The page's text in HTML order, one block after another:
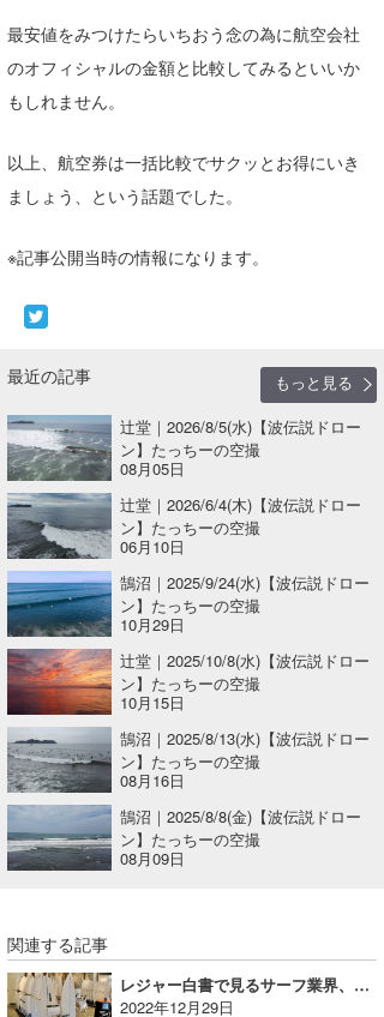
最安値をみつけたらいちおう念の為に航空会社
のオフィシャルの金額と比較してみるといいか
もしれません。
以上、航空券は一括比較でサクッとお得にいき
ましょう、という話題でした。
※記事公開当時の情報になります。
最近の記事
もっと見る
辻堂｜2026/8/5(水)【波伝説ドロー
ン】たっちーの空撮
08月05日
辻堂｜2026/6/4(木)【波伝説ドロー
ン】たっちーの空撮
06月10日
鵠沼｜2025/9/24(水)【波伝説ドロー
ン】たっちーの空撮
10月29日
辻堂｜2025/10/8(水)【波伝説ドロー
ン】たっちーの空撮
10月15日
鵠沼｜2025/8/13(水)【波伝説ドロー
ン】たっちーの空撮
08月16日
鵠沼｜2025/8/8(金)【波伝説ドロー
ン】たっちーの空撮
08月09日
関連する記事
レジャー白書で見るサーフ業界、サーフボードサブスクが業界を底上げする？｜MINのウラナミVol.363
2022年12月29日
KY
mitz
S.K
VAGY
waka☆=
YUKI☆
たっちー
ハンマー
まっきー
三輪予報士
小川予報士
上田純子
上條将美
唐澤予報士
ゴン
米山予報士